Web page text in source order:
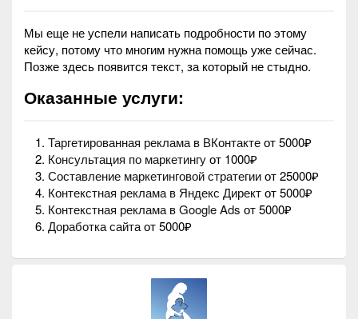
Мы еще не успели написать подробности по этому
кейсу, потому что многим нужна помощь уже сейчас.
Позже здесь появится текст, за который не стыдно.
Оказанные услуги:
Таргетированная реклама в ВКонтактеот 5000₽
Консультация по маркетингуот 1000₽
Составление маркетинговой стратегииот 25000₽
Контекстная реклама в Яндекс Директот 5000₽
Контекстная реклама в Google Ads от 5000₽
Доработка сайтаот 5000₽